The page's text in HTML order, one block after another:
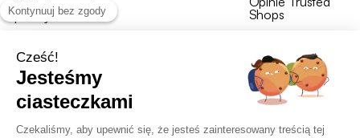
przesyłka?
Shops
OWU programu lojalnościowego